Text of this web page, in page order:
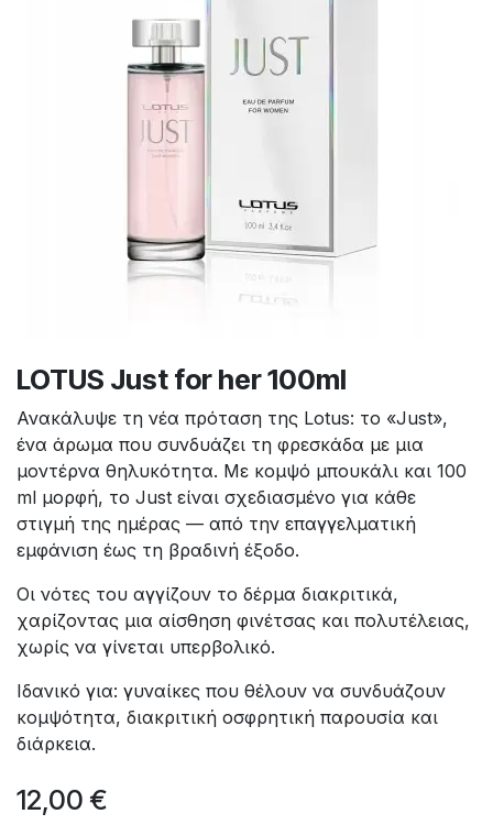
LOTUS Just for her 100ml
Ανακάλυψε τη νέα πρόταση της Lotus­: το «Just»,
ένα άρωμα που συνδυάζει τη φρεσκάδα με μια
μοντέρνα θηλυκότητα. Με κομψό μπουκάλι και 100
ml μορφή, το Just είναι σχεδιασμένο για κάθε
στιγμή της ημέρας — από την επαγγελματική
εμφάνιση έως τη βραδινή έξοδο.
Οι νότες του αγγίζουν το δέρμα διακριτικά,
χαρίζοντας μια αίσθηση φινέτσας και πολυτέλειας,
χωρίς να γίνεται υπερβολικό.
Ιδανικό για: γυναίκες που θέλουν να συνδυάζουν
κομψότητα, διακριτική οσφρητική παρουσία και
διάρκεια.
12,00 €